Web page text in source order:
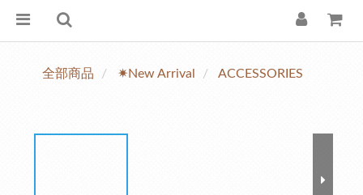
全部商品 ✷New Arrival ACCESSORIES